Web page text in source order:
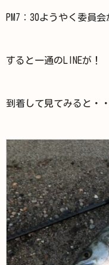
PM7：30ようやく委員
すると一通のLINEが！
到着して見てみると・